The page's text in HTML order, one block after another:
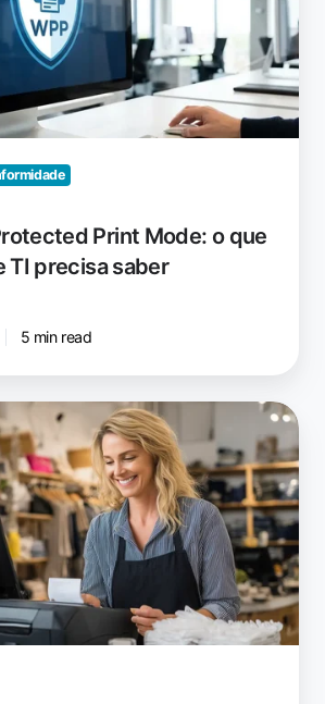
Print Mode: o que
TI precisa saber
5 min read